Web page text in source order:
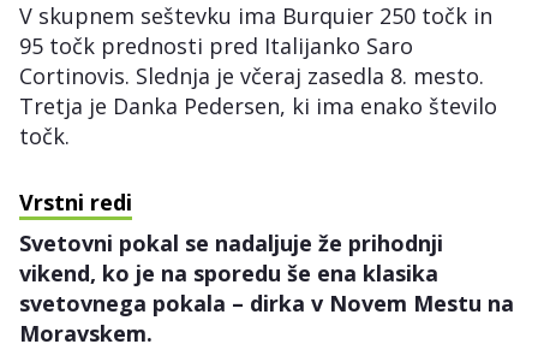
V skupnem seštevku ima Burquier 250 točk in
95 točk prednosti pred Italijanko Saro
Cortinovis. Slednja je včeraj zasedla 8. mesto.
Tretja je Danka Pedersen, ki ima enako število
točk.
Vrstni redi
Svetovni pokal se nadaljuje že prihodnji
vikend, ko je na sporedu še ena klasika
svetovnega pokala – dirka v Novem Mestu na
Moravskem.